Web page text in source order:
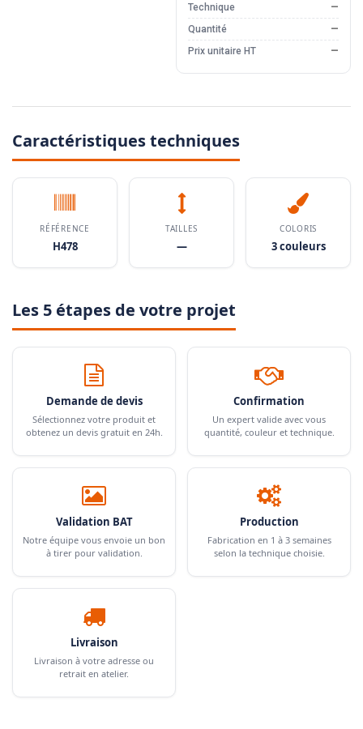
Technique
—
Quantité
—
Prix unitaire HT
—
Caractéristiques techniques
RÉFÉRENCE
H478
TAILLES
—
COLORIS
3 couleurs
Les 5 étapes de votre projet
Demande de devis
Sélectionnez votre produit et
obtenez un devis gratuit en 24h.
Confirmation
Un expert valide avec vous
quantité, couleur et technique.
Validation BAT
Notre équipe vous envoie un bon
à tirer pour validation.
Production
Fabrication en 1 à 3 semaines
selon la technique choisie.
Livraison
Livraison à votre adresse ou
retrait en atelier.